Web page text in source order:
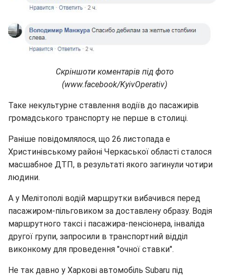
Скріншоти коментарів під фото
(www.facebook/KyivOperativ)
Таке некультурне ставлення водіїв до пасажирів
громадського транспорту не перше в столиці.
Раніше повідомлялося, що 26 листопада e
Христинівському районі Черкаської області сталося
масшабное ДТП, в результаті якого загинули чотири
людини.
А у Мелітополі водій маршрутки вибачився перед
пасажиром-пільговиком за доставлену образу. Водія
маршрутного таксі і пасажира-пенсіонера, інваліда
другої групи, запросили в транспортний відділ
виконкому для проведення "очної ставки".
Не так давно у Харкові автомобіль Subaru під